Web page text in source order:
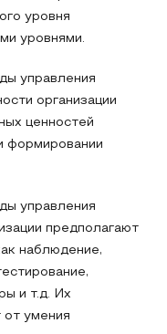
уровня
уровнями.
управления
организации
ценностей
формировании
управления
предполагают
наблюдение,
и т.д. Их
от умения